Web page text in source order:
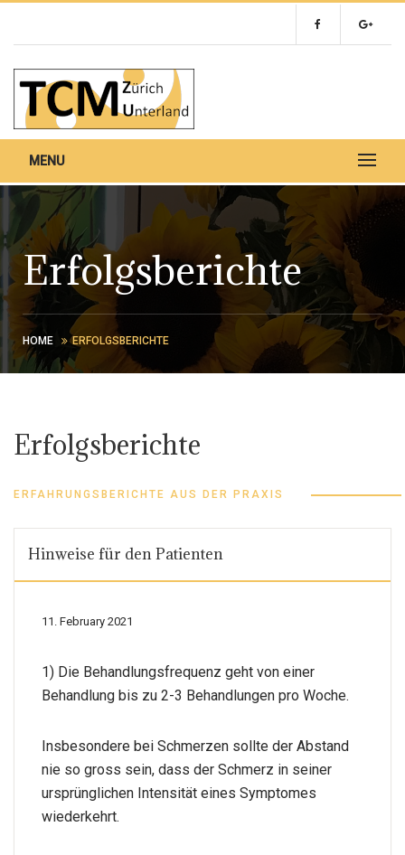
MENU
Erfolgsberichte
HOME ERFOLGSBERICHTE
Erfolgsberichte
ERFAHRUNGSBERICHTE AUS DER PRAXIS
Hinweise für den Patienten
11. February 2021
1) Die Behandlungsfrequenz geht von einer
Behandlung bis zu 2-3 Behandlungen pro Woche.
Insbesondere bei Schmerzen sollte der Abstand
nie so gross sein, dass der Schmerz in seiner
ursprünglichen Intensität eines Symptomes
wiederkehrt.